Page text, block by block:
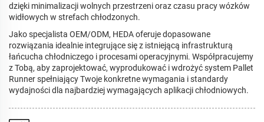
dzięki minimalizacji wolnych przestrzeni oraz czasu pracy wózków
widłowych w strefach chłodzonych.
Jako specjalista OEM/ODM, HEDA oferuje dopasowane
rozwiązania idealnie integrujące się z istniejącą infrastrukturą
łańcucha chłodniczego i procesami operacyjnymi. Współpracujemy
z Tobą, aby zaprojektować, wyprodukować i wdrożyć system Pallet
Runner spełniający Twoje konkretne wymagania i standardy
wydajności dla najbardziej wymagających aplikacji chłodniowych.